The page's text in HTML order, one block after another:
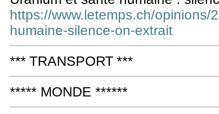
https://www.letemps.ch/opinions/
humaine-silence-on-extrait
*** TRANSPORT ***
***** MONDE ******